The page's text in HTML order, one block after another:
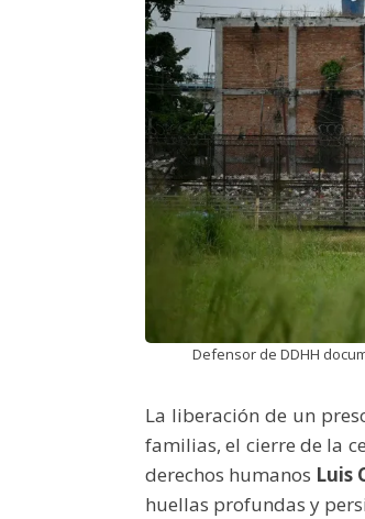
Defensor de DDHH
La liberación de un
familias, el cierre de la
derechos humanos Luis
huellas profundas y